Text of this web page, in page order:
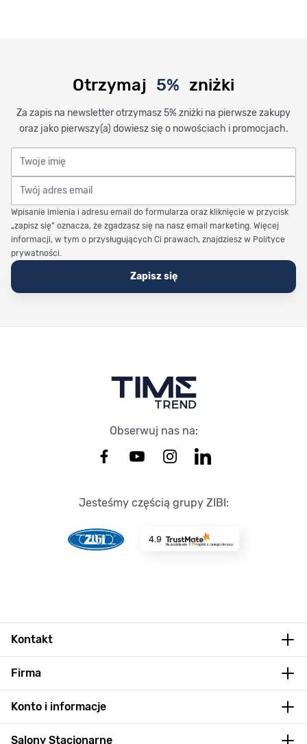
Otrzymaj 5% zniżki
Za zapis na newsletter otrzymasz 5% zniżki na pierwsze zakupy
oraz jako pierwszy(a) dowiesz się o nowościach i promocjach.
Twoje imię
Twój adres email
Wpisanie imienia i adresu email do formularza oraz kliknięcie w przycisk
„zapisz się” oznacza, że zgadzasz się na nasz email marketing. Więcej
informacji, w tym o przysługujących Ci prawach, znajdziesz w Polityce
prywatności.
Zapisz się
Obserwuj nas na:
Jesteśmy częścią grupy ZIBI:
4.9
Na podstawie 8714opinii z całego okresu
Kontakt
Firma
Konto i informacje
Salony Stacjonarne